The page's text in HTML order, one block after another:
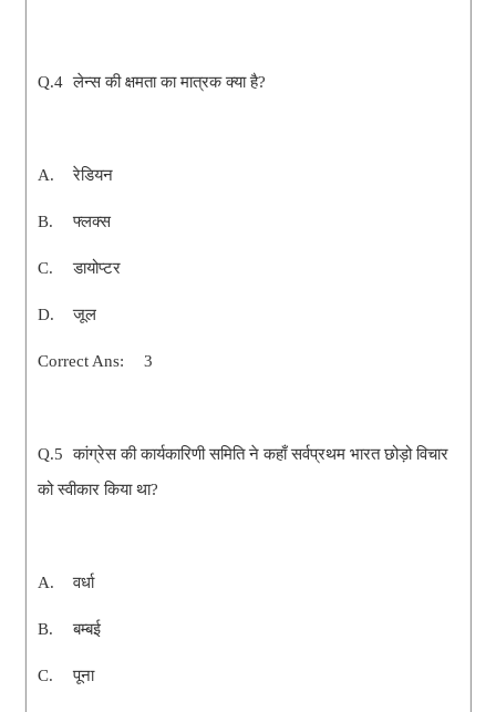
Q.4 लेन्स की क्षमता का मात्रक क्या है?
A. रेडियन
B. फ्लक्स
C. डायोप्टर
D. जूल
Correct Ans: 3
Q.5
कांग्रेस की कार्यकारिणी समिति ने कहाँ सर्वप्रथम भारत छोड़ो विचार
को स्वीकार किया था?
A. वर्धा
B. बम्बई
C. पूना